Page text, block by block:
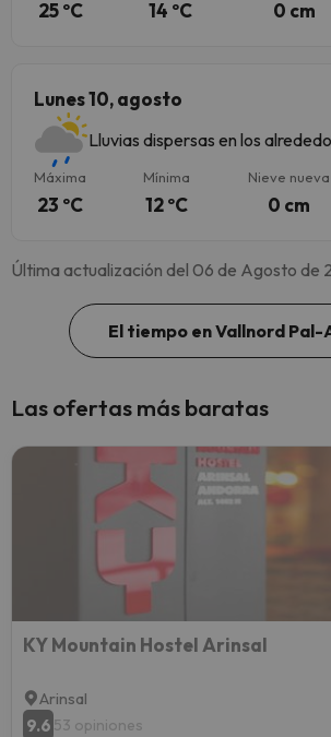
25 ºC 14 ºC 0 cm
Lunes 10, agosto
Lluvias dispersas en los
Máxima
23 ºC
Mínima
12 ºC
Nieve nueva
0 cm
Última actualización del 06 de Agosto de
El tiempo en Vallnord Pal-
Las ofertas más baratas
KY Mountain Hostel Arinsal
Arinsal
9.6 53 opiniones